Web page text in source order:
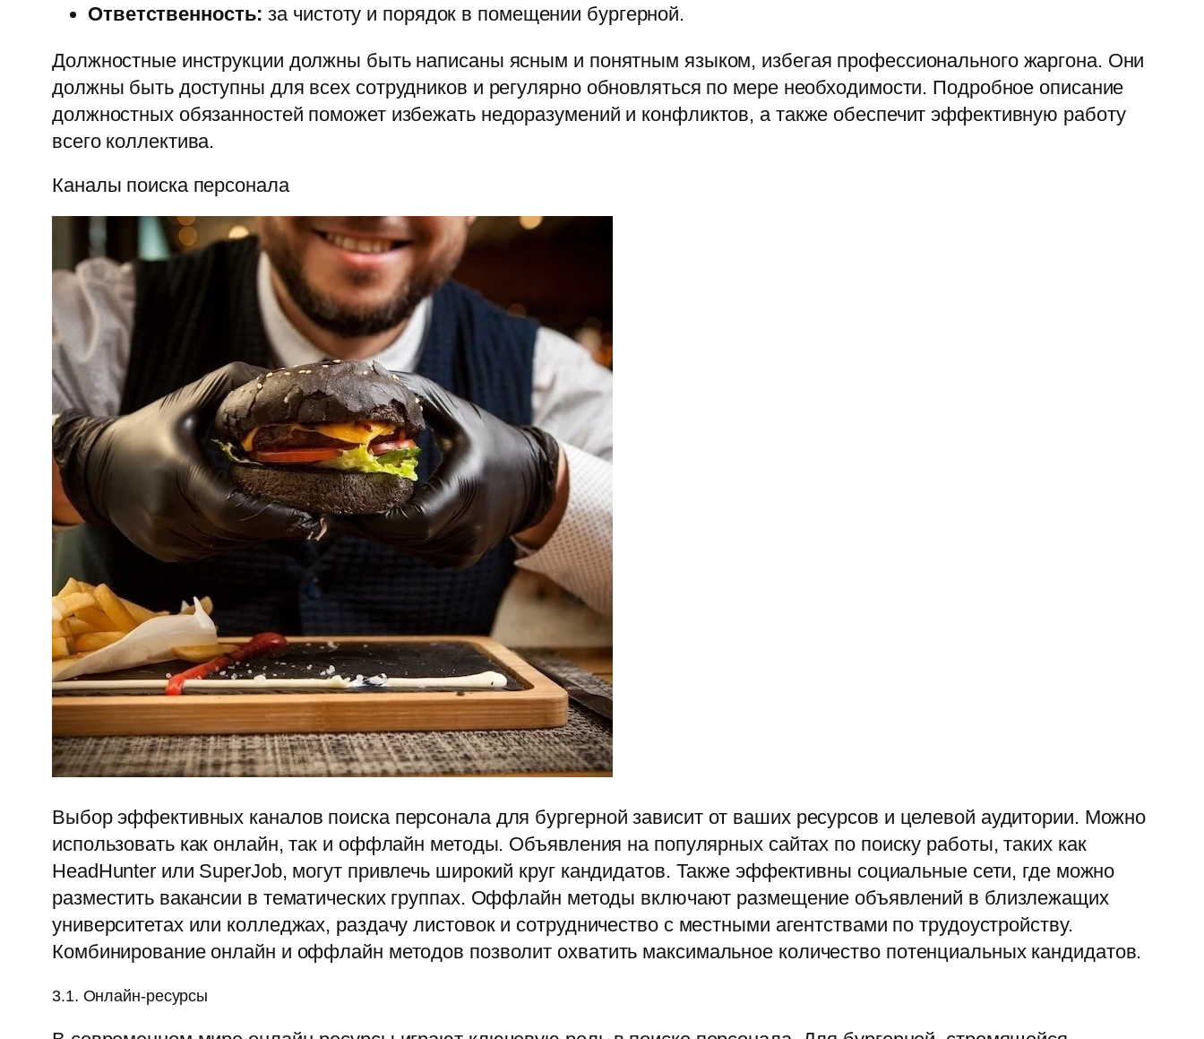
Ответственность: за чистоту и порядок в помещении бургерной.
Должностные инструкции должны быть написаны ясным и понятным языком, избегая профессионального жаргона. Они
должны быть доступны для всех сотрудников и регулярно обновляться по мере необходимости. Подробное описание
должностных обязанностей поможет избежать недоразумений и конфликтов, а также обеспечит эффективную работу
всего коллектива.
Каналы поиска персонала
Выбор эффективных каналов поиска персонала для бургерной зависит от ваших ресурсов и целевой аудитории. Можно
использовать как онлайн, так и оффлайн методы. Объявления на популярных сайтах по поиску работы, таких как
HeadHunter или SuperJob, могут привлечь широкий круг кандидатов. Также эффективны социальные сети, где можно
разместить вакансии в тематических группах. Оффлайн методы включают размещение объявлений в близлежащих
университетах или колледжах, раздачу листовок и сотрудничество с местными агентствами по трудоустройству.
Комбинирование онлайн и оффлайн методов позволит охватить максимальное количество потенциальных кандидатов.
3.1. Онлайн-ресурсы